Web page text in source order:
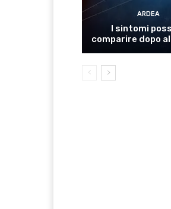
ARDEA
I sintomi
comparire dopo